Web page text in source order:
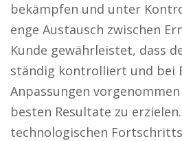
bekämpfen und unter
enge Austausch zwischen
Kunde gewährleistet, dass
ständig kontrolliert und bei
Anpassungen
besten Resultate zu
technologischen